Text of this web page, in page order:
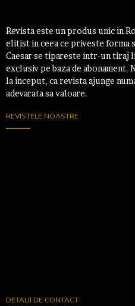
Revista este un produs unic in
elitist in ceea ce priveste
Caesar se tipareste intr-un tiraj
exclusiv pe baza de abonament.
la inceput, ca revista ajunge
adevarata sa valoare.
REVISTELE NOASTRE
DETALII DE CONTACT